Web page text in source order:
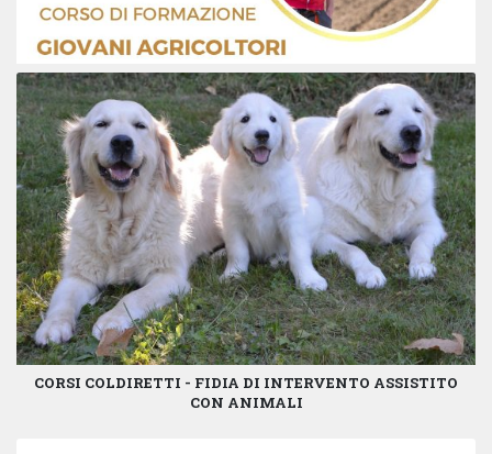
CORSI COLDIRETTI - FIDIA DI INTERVENTO ASSISTITO
CON ANIMALI